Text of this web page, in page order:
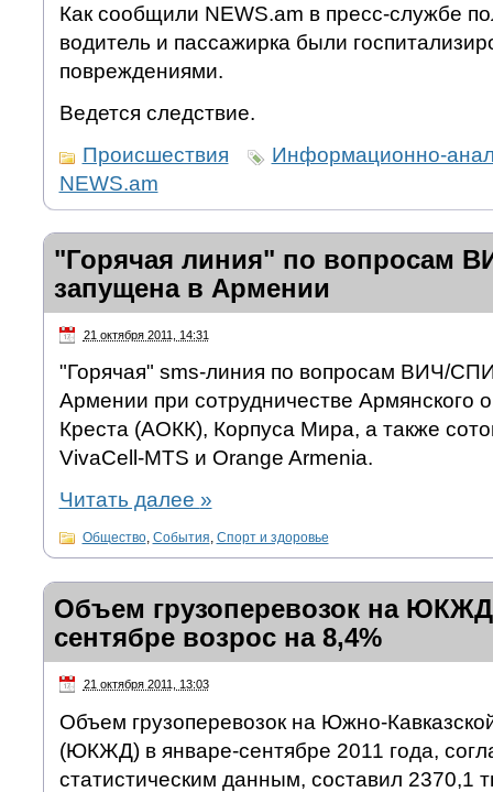
Как сообщили NEWS.am в пресс-службе
водитель и пассажирка были
повреждениями.
Ведется следствие.
Происшествия
Информационно-
NEWS.am
"Горячая линия" по вопросам
запущена в Армении
21 октября 2011, 14:31
"Горячая" sms-линия по вопросам ВИЧ/
Армении при сотрудничестве Армянского
Креста (АОКК), Корпуса Мира, а также
VivaCell-MTS и Orange Armenia.
Читать далее »
Общество, События, Спорт и здоровье
Объем грузоперевозок на
сентябре возрос на 8,4%
21 октября 2011, 13:03
Объем грузоперевозок на Южно-
(ЮКЖД) в январе-сентябре 2011 года,
статистическим данным, составил 2370,1